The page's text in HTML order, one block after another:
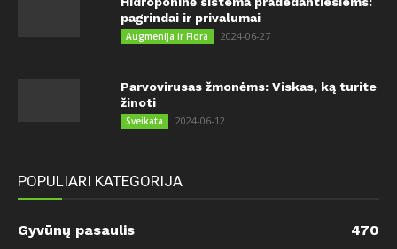
pagrindai ir privalumai
Augmenija ir Flora 2024-06-27
Parvovirusas žmonėms: Viskas, ką turite
žinoti
Sveikata 2024-06-12
POPULIARI KATEGORIJA
Gyvūnų pasaulis
470